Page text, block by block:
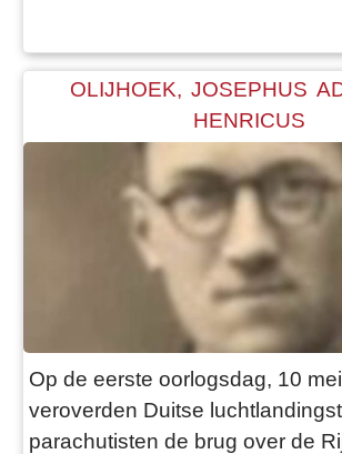
ging het richting Vliegveld
duinen begon een felle
OLIJHOEK, JOSEPHUS
HENRICUS
Op de eerste oorlogsdag, 10
veroverden Duitse
parachutisten de brug over de